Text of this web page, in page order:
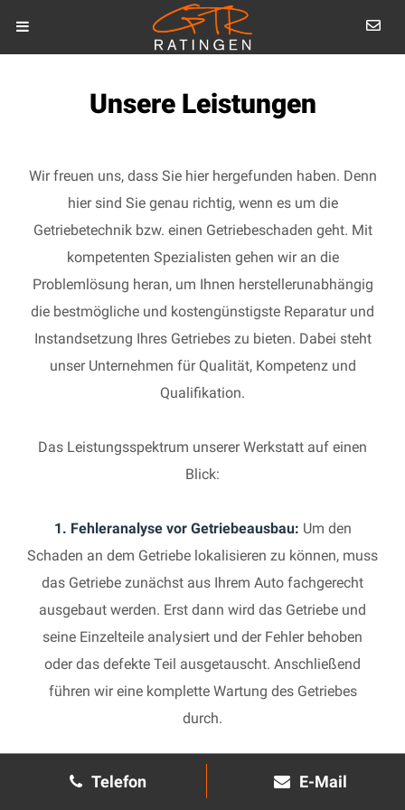
Telefon E-Mail
Unsere Leistungen
Wir freuen uns, dass Sie hier hergefunden haben. Denn
hier sind Sie genau richtig, wenn es um die
Getriebetechnik bzw. einen Getriebeschaden geht. Mit
kompetenten Spezialisten gehen wir an die
Problemlösung heran, um Ihnen herstellerunabhängig
die bestmögliche und kostengünstigste Reparatur und
Instandsetzung Ihres Getriebes zu bieten. Dabei steht
unser Unternehmen für Qualität, Kompetenz und
Qualifikation.
Das Leistungsspektrum unserer Werkstatt auf einen
Blick:
1. Fehleranalyse vor Getriebeausbau: Um den
Schaden an dem Getriebe lokalisieren zu können, muss
das Getriebe zunächst aus Ihrem Auto fachgerecht
ausgebaut werden. Erst dann wird das Getriebe und
seine Einzelteile analysiert und der Fehler behoben
oder das defekte Teil ausgetauscht. Anschließend
führen wir eine komplette Wartung des Getriebes
durch.
2. Manuelles Getriebe:
Die Reparatur eines komplexen
Schaltgetriebes ist äußerst aufwendig und benötigt